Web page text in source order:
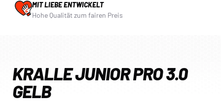
MIT LIEBE ENTWICKELT
Hohe Qualität zum fairen Preis
KRALLE JUNIOR PRO 3.0
GELB